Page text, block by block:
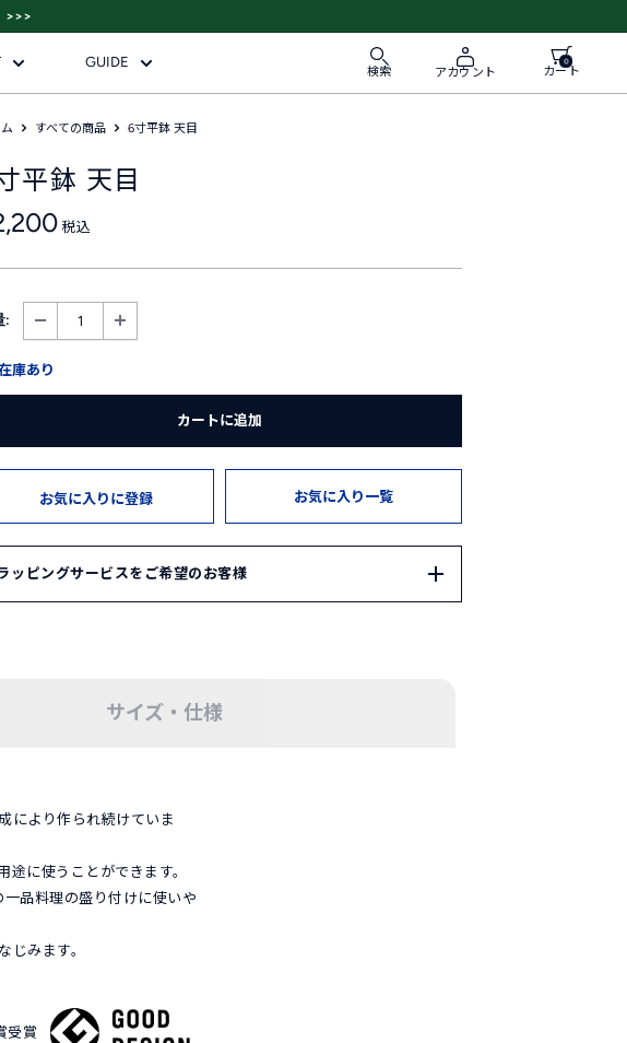
>>>
GUIDE
検索 アカウント
0
カート
すべての商品 6寸平鉢 天目
平鉢 天目
税込
:
庫あり
カートに追加
お気に入りに登録 お気に入り一覧
ッピングサービスをご希望のお客様
望の商品と併せて以下のギフトボックスをご注文ください。
ギフトセットやギフトボックスは
サイズ・仕様
により作られ続けていま
に使うことができます。
品料理の盛り付けに使いや
じみます。
受賞